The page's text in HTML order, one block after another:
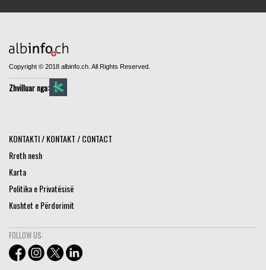
Copyright © 2018 albinfo.ch. All Rights Reserved.
Zhvilluar nga:
KONTAKTI / KONTAKT / CONTACT
Rreth nesh
Karta
Politika e Privatësisë
Kushtet e Përdorimit
FOLLOW US: